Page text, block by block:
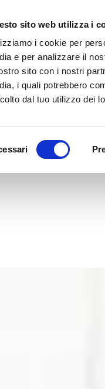
sito web utilizza i
i cookie per
e per analizzare il
sito con i nostri
i quali potrebbero
dal tuo utilizzo dei